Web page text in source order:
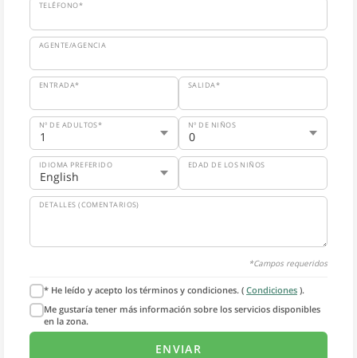
TELÉFONO*
AGENTE/AGENCIA
ENTRADA* SALIDA*
Nº DE ADULTOS* Nº DE NIÑOS
IDIOMA PREFERIDO EDAD DE LOS NIÑOS
DETALLES (COMENTARIOS)
*Campos requeridos
* He leído y acepto los términos y condiciones. ( Condiciones ).
Me gustaría tener más información sobre los servicios disponibles
en la zona.